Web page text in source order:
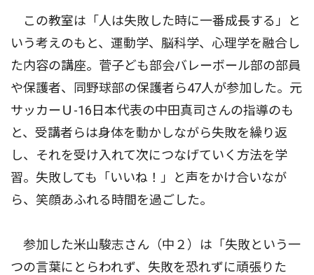
この教室は「人は失敗した時に一番成長する」と
いう考えのもと、運動学、脳科学、心理学を融合し
た内容の講座。菅子ども部会バレーボール部の部員
や保護者、同野球部の保護者ら47人が参加した。元
サッカーＵ-16日本代表の中田真司さんの指導のも
と、受講者らは身体を動かしながら失敗を繰り返
し、それを受け入れて次につなげていく方法を学
習。失敗しても「いいね！」と声をかけ合いなが
ら、笑顔あふれる時間を過ごした。
参加した米山駿志さん（中２）は「失敗という一
つの言葉にとらわれず、失敗を恐れずに頑張りた